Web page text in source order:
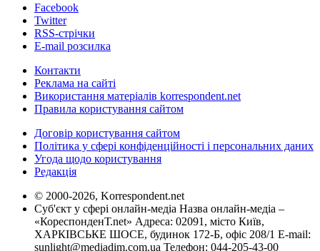
Facebook
Twitter
RSS-стрічки
E-mail розсилка
Контакти
Реклама на сайті
Використання матеріалів korrespondent.net
Правила користування сайтом
Договір користування сайтом
Політика у сфері конфіденційності і персональних даних
Угода щодо користування
Редакція
© 2000-2026, Korrespondent.net
Суб'єкт у сфері онлайн-медіа Назва онлайн-медіа –
«КореспонденТ.net» Адреса: 02091, місто Київ,
ХАРКІВСЬКЕ ШОСЕ, будинок 172-Б, офіс 208/1 E-mail:
sunlight@mediadim.com.ua Телефон: 044-205-43-00